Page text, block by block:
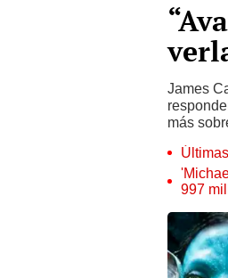
James
más
997